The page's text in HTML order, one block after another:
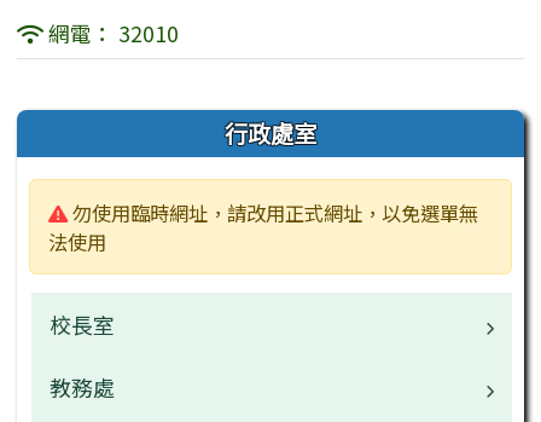
網電： 32010
左邊區域內容 行政處室
警告:
勿使用臨時網址，請改用正式網址，以免選單無
法使用
校長室
校長介紹
教務處